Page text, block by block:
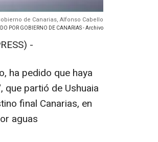
de Canarias, Alfonso Cabello
POR GOBIERNO DE CANARIAS - Archivo
-
ha pedido que haya
partió de Ushuaia
final Canarias, en
aguas